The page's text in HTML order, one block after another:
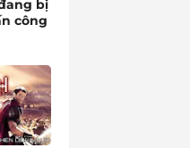
bị
công